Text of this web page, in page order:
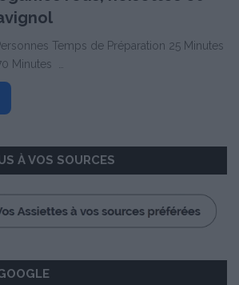
Temps de Préparation 25 Minutes
Minutes …
À VOS SOURCES